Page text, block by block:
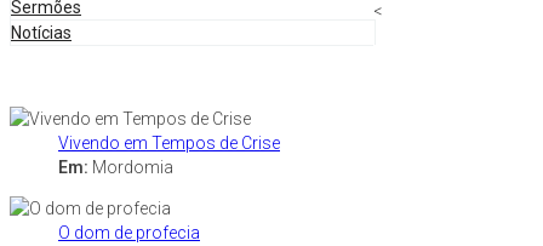
Sermões
Notícias
Vivendo em Tempos de Crise
Em: Mordomia
O dom de profecia
<